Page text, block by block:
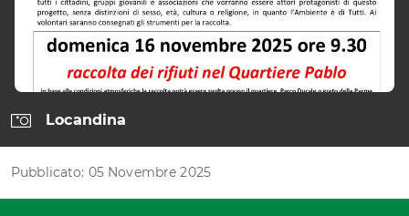
Locandina
Pubblicato: 05 Novembre 2025